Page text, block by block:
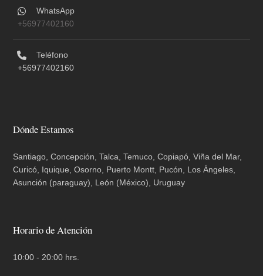
WhatsApp
+56977402160
Teléfono
+56977402160
Dónde Estamos
Santiago, Concepción, Talca, Temuco, Copiapó, Viña del Mar,
Curicó, Iquique, Osorno, Puerto Montt, Pucón, Los Ángeles,
Asunción (paraguay), León (México), Uruguay
Horario de Atención
10:00 - 20:00 hrs.